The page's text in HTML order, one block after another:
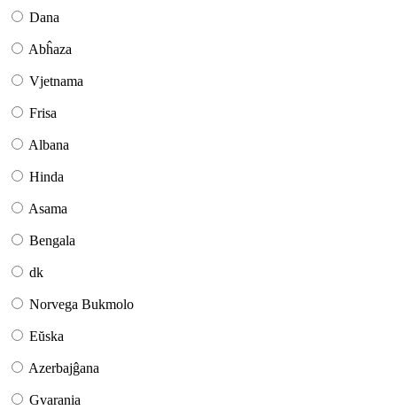
Dana
Abĥaza
Vjetnama
Frisa
Albana
Hinda
Asama
Bengala
dk
Norvega Bukmolo
Eŭska
Azerbajĝana
Gvarania